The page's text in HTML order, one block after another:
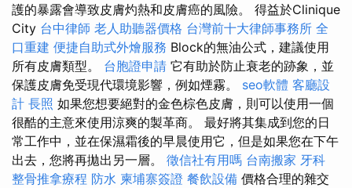
護的暴露會導致皮膚灼熱和皮膚癌的風險。 得益於Clinique
City 台中律師 老人助聽器價格 台灣前十大律師事務所 全
口重建 便捷自助式外燴服務 Block的無油公式，建議使用
所有皮膚類型。 台胞證申請 它有助於防止衰老的跡象，並
保護皮膚免受現代環境影響，例如煙霧。 seo軟體 客廳設
計 長照 如果您想要絕對的金色棕色皮膚，則可以使用一個
很酷的主意來使用涼爽的製革商。 最好將其集成到您的日
常工作中，並在保濕霜後的早晨使用它，但是如果您在下午
出去，您將再拋出另一層。 徵信社有用嗎 台南搬家 牙科
整骨推拿療程 防水 柬埔寨簽證 餐飲設備 價格合理的雜交